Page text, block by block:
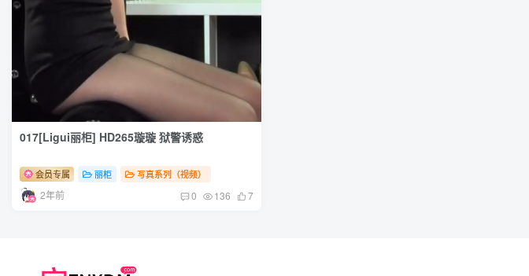
017[Ligui丽柜] HD265璇璇 狱警诱惑
会员专属 丽柜 写真系列（视频）
2年前 0 136 7